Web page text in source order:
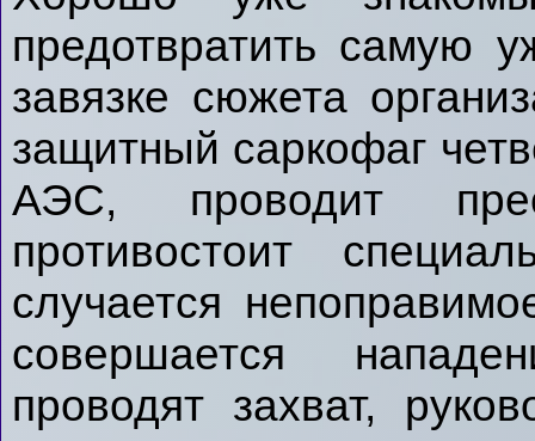
предотвратить самую
завязке сюжета
защитный саркофаг
АЭС, проводит
противостоит
случается
совершается
проводят захват,